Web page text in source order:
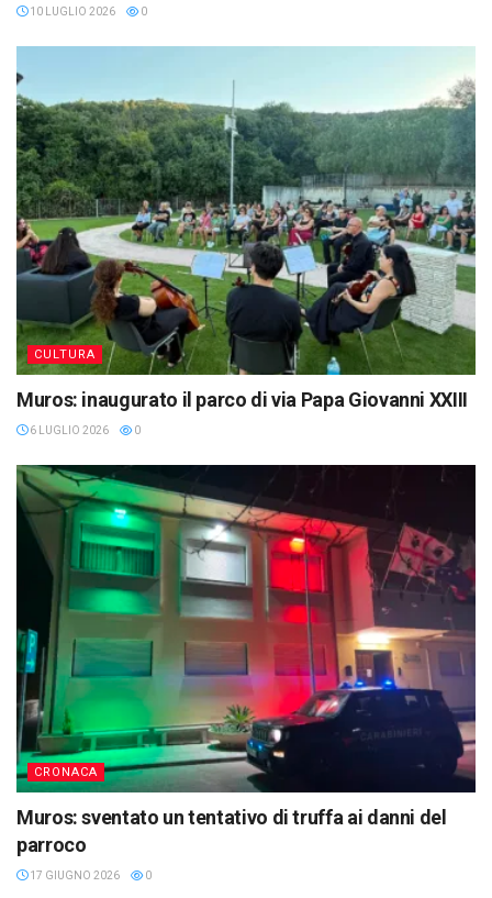
10 LUGLIO 2026 0
CULTURA
Muros: inaugurato il parco di via Papa Giovanni XXIII
6 LUGLIO 2026 0
CRONACA
Muros: sventato un tentativo di truffa ai danni del
parroco
17 GIUGNO 2026 0